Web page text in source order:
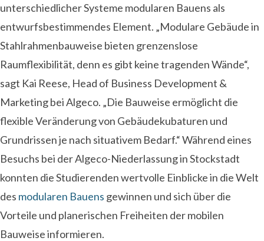
unterschiedlicher Systeme modularen Bauens als
entwurfsbestimmendes Element. „Modulare Gebäude in
Stahlrahmenbauweise bieten grenzenslose
Raumflexibilität, denn es gibt keine tragenden Wände“,
sagt Kai Reese, Head of Business Development &
Marketing bei Algeco. „Die Bauweise ermöglicht die
flexible Veränderung von Gebäudekubaturen und
Grundrissen je nach situativem Bedarf.“ Während eines
Besuchs bei der Algeco-Niederlassung in Stockstadt
konnten die Studierenden wertvolle Einblicke in die Welt
des modularen Bauens gewinnen und sich über die
Vorteile und planerischen Freiheiten der mobilen
Bauweise informieren.